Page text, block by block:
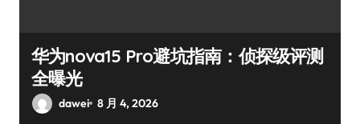
华为nova15 Pro避坑指南：侦探级评测
全曝光
dawei 8 月 4, 2026